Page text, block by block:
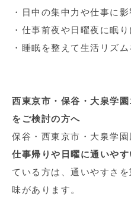
・日中の集中力や仕事に
・仕事前夜や日曜夜に眠り
・睡眠を整えて生活リズ
西東京市・保谷・大泉学
をご検討の方へ
保谷・西東京市・大泉学園
仕事帰りや日曜に通いや
ている方は、通いやすさ
味があります。